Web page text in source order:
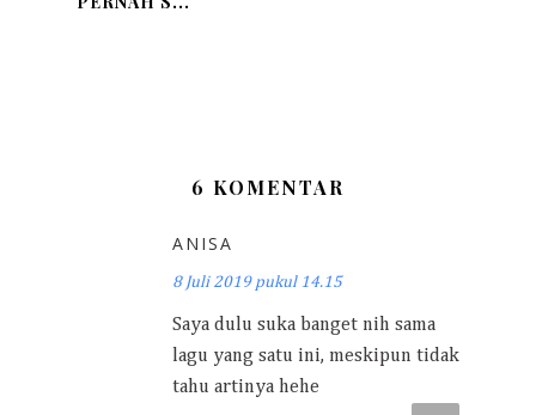
6 KOMENTAR
ANISA
8 Juli 2019 pukul 14.15
Saya dulu suka banget nih sama
lagu yang satu ini, meskipun tidak
tahu artinya hehe